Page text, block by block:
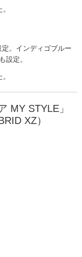
。インディゴブルー
設定。
MY STYLE」
XZ）